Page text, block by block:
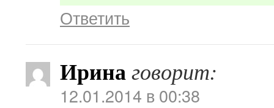
Ответить
Иринаговорит:
12.01.2014 в 00:38